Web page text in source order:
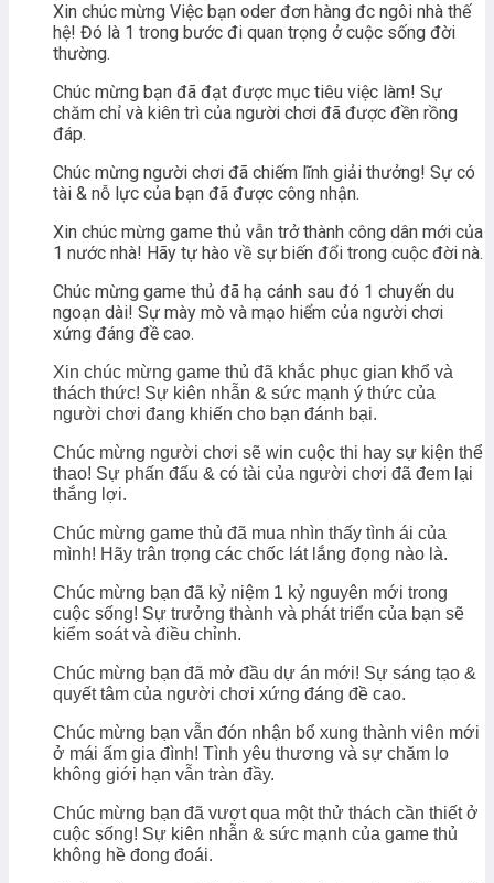
Xin chúc mừng Việc bạn oder đơn hàng đc ngôi nhà thế
hệ! Đó là 1 trong bước đi quan trọng ở cuộc sống đời
thường.
Chúc mừng bạn đã đạt được mục tiêu việc làm! Sự
chăm chỉ và kiên trì của người chơi đã được đền rồng
đáp.
Chúc mừng người chơi đã chiếm lĩnh giải thưởng! Sự có
tài & nỗ lực của bạn đã được công nhận.
Xin chúc mừng game thủ vẫn trở thành công dân mới của
1 nước nhà! Hãy tự hào về sự biến đổi trong cuộc đời nà.
Chúc mừng game thủ đã hạ cánh sau đó 1 chuyến du
ngoạn dài! Sự mày mò và mạo hiểm của người chơi
xứng đáng đề cao.
Xin chúc mừng game thủ đã khắc phục gian khổ và
thách thức! Sự kiên nhẫn & sức mạnh ý thức của
người chơi đang khiến cho bạn đánh bại.
Chúc mừng người chơi sẽ win cuộc thi hay sự kiện thể
thao! Sự phấn đấu & có tài của người chơi đã đem lại
thắng lợi.
Chúc mừng game thủ đã mua nhìn thấy tình ái của
mình! Hãy trân trọng các chốc lát lắng đọng nào là.
Chúc mừng bạn đã kỷ niệm 1 kỷ nguyên mới trong
cuộc sống! Sự trưởng thành và phát triển của bạn sẽ
kiểm soát và điều chỉnh.
Chúc mừng bạn đã mở đầu dự án mới! Sự sáng tạo &
quyết tâm của người chơi xứng đáng đề cao.
Chúc mừng bạn vẫn đón nhận bổ xung thành viên mới
ở mái ấm gia đình! Tình yêu thương và sự chăm lo
không giới hạn vẫn tràn đầy.
Chúc mừng bạn đã vượt qua một thử thách cần thiết ở
cuộc sống! Sự kiên nhẫn & sức mạnh của game thủ
không hề đong đoái.